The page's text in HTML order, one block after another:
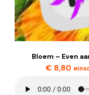
Bloem – Even
€8,80